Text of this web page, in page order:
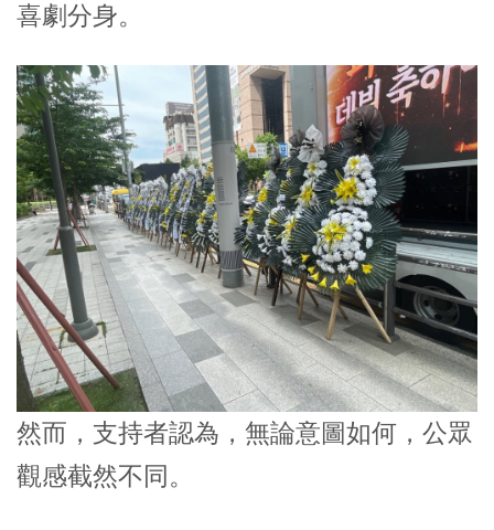
喜劇分身。
然而，支持者認為，無論意圖如何，公眾
觀感截然不同。